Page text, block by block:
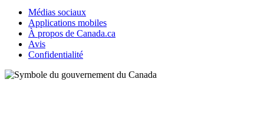
Médias sociaux
Applications mobiles
À propos de Canada.ca
Avis
Confidentialité